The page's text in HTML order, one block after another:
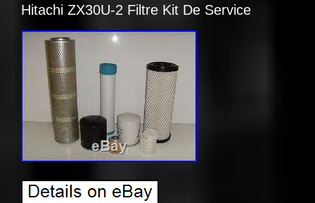
Hitachi ZX30U-2 Filtre Kit De Service